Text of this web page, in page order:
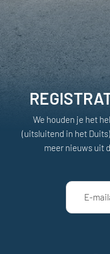
We houden je het
(uitsluitend in het
meer nieuws uit
E-